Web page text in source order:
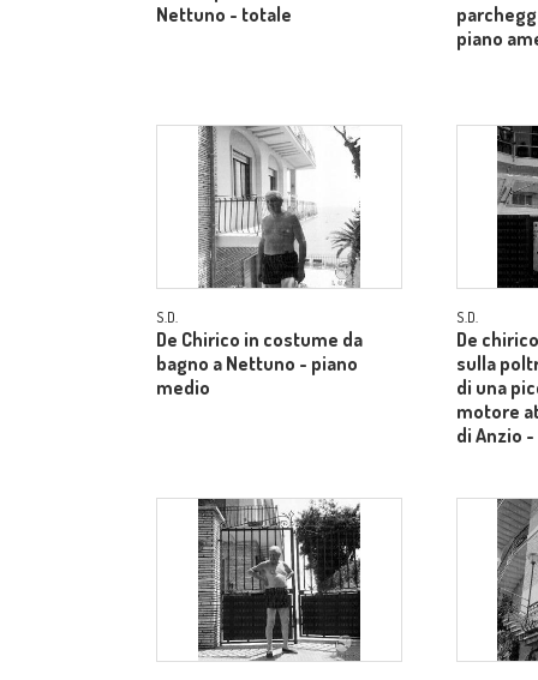
Nettuno - totale
piano
S.D.
De Chirico in costume da
bagno a Nettuno - piano
medio
S.D.
De
sulla
di una
motore
di Anzio